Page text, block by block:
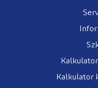
Kalkulator